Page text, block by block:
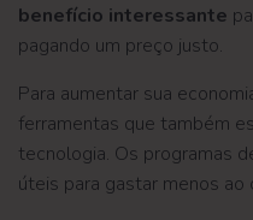
benefício interessante
pagando um preço justo.
Para aumentar sua
ferramentas que também
tecnologia. Os programas
úteis para gastar menos ao